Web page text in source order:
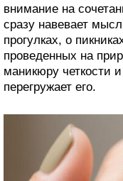
внимание на
сразу навевает
прогулках, о
проведенных на
маникюру четкости
перегружает его.